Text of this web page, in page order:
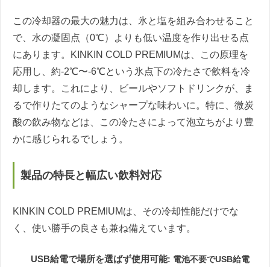
この冷却器の最大の魅力は、氷と塩を組み合わせること
で、水の凝固点（0℃）よりも低い温度を作り出せる点
にあります。KINKIN COLD PREMIUMは、この原理を
応用し、約-2℃〜-6℃という氷点下の冷たさで飲料を冷
却します。これにより、ビールやソフトドリンクが、ま
るで作りたてのようなシャープな味わいに。特に、微炭
酸の飲み物などは、この冷たさによって泡立ちがより豊
かに感じられるでしょう。
製品の特長と幅広い飲料対応
KINKIN COLD PREMIUMは、その冷却性能だけでな
く、使い勝手の良さも兼ね備えています。
USB給電で場所を選ばず使用可能: 電池不要でUSB給電